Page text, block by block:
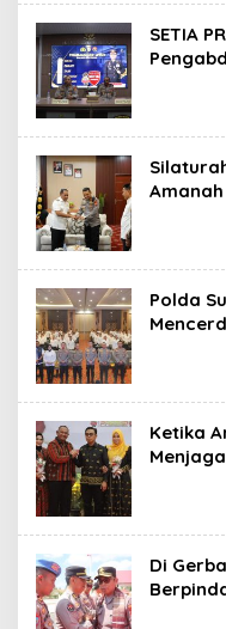
SETIA
Polda
Ketika
Di